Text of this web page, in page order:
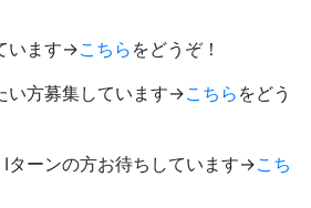
います→こちら をどうぞ！
い方募集しています→こちら をどう
ターンの方お待ちしています→こち